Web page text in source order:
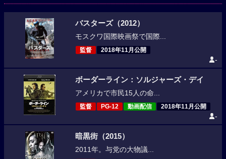
バスターズ（2012）
モスクワ国際映画祭で国際...
監督 2018年11月公開
-
ボーダーライン：ソルジャーズ・デイ
アメリカで市民15人の命...
監督 PG-12 動画配信 2018年11月公開
-
暗黒街（2015）
2011年。与党の大物議...